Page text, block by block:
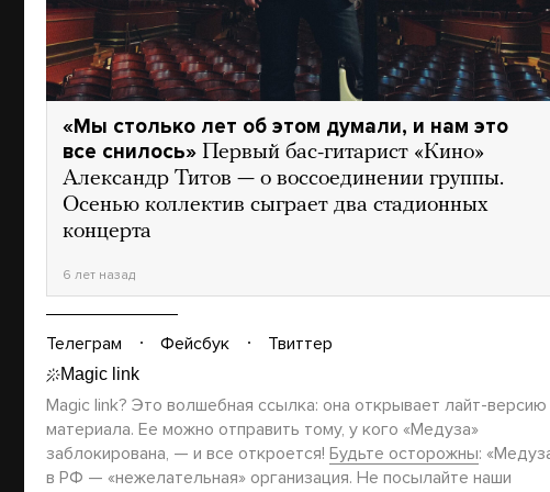
«Мы столько лет об этом думали, и нам это
все снилось» Первый бас-гитарист «Кино»
Александр Титов — о воссоединении группы.
Осенью коллектив сыграет два стадионных
концерта
6 лет назад
Телеграм Фейсбук Твиттер
Magic link? Это волшебная ссылка: она открывает лайт-версию
материала. Ее можно отправить тому, у кого «Медуза»
заблокирована, — и все откроется! Будьте осторожны:
в РФ — «нежелательная» организация. Не посылайте наши